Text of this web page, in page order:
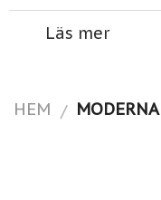
Läs mer
HEM /